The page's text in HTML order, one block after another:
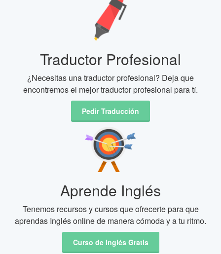
Traductor Profesional
¿Necesitas una traductor profesional? Deja que
encontremos el mejor traductor profesional para tí.
Pedir Traducción
Aprende Inglés
Tenemos recursos y cursos que ofrecerte para que
aprendas Inglés online de manera cómoda y a tu ritmo.
Curso de Inglés Gratis